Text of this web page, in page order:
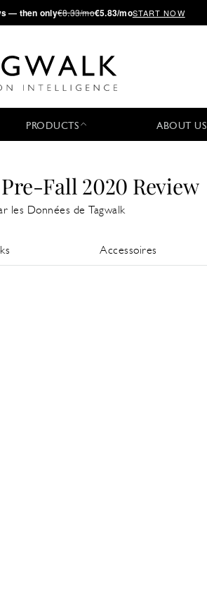
— then only€8.33/mo€5.83/moSTART NOW
PRODUCTS ABOUT US
Fall 2020 Review
les Données de Tagwalk
Accessoires